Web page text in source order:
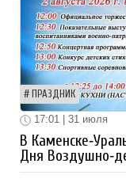
ПРАЗДНИК
17:01 | 31 июля
В
Дня